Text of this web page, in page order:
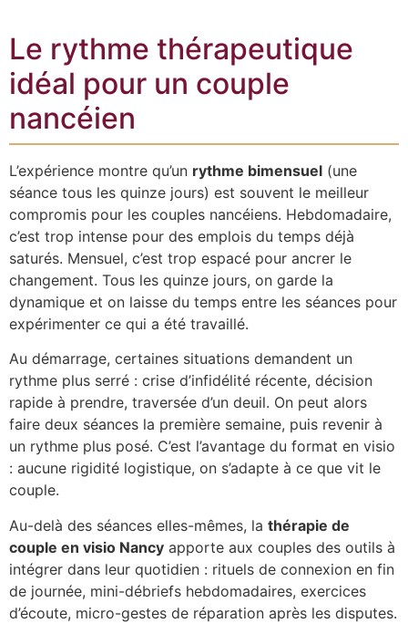
Le rythme thérapeutique
idéal pour un couple
nancéien
L’expérience montre qu’un rythme bimensuel (une
séance tous les quinze jours) est souvent le meilleur
compromis pour les couples nancéiens. Hebdomadaire,
c’est trop intense pour des emplois du temps déjà
saturés. Mensuel, c’est trop espacé pour ancrer le
changement. Tous les quinze jours, on garde la
dynamique et on laisse du temps entre les séances pour
expérimenter ce qui a été travaillé.
Au démarrage, certaines situations demandent un
rythme plus serré : crise d’infidélité récente, décision
rapide à prendre, traversée d’un deuil. On peut alors
faire deux séances la première semaine, puis revenir à
un rythme plus posé. C’est l’avantage du format en visio
: aucune rigidité logistique, on s’adapte à ce que vit le
couple.
Au-delà des séances elles-mêmes, la thérapie de
couple en visio Nancy apporte aux couples des outils à
intégrer dans leur quotidien : rituels de connexion en fin
de journée, mini-débriefs hebdomadaires, exercices
d’écoute, micro-gestes de réparation après les disputes.